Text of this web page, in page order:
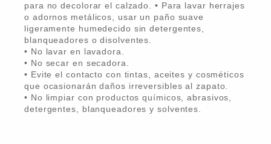
para no decolorar el calzado. • Para lavar herrajes
o adornos metálicos, usar un paño suave
ligeramente humedecido sin detergentes,
blanqueadores o disolventes.
• No lavar en lavadora.
• No secar en secadora.
• Evite el contacto con tintas, aceites y cosméticos
que ocasionarán daños irreversibles al zapato.
• No limpiar con productos químicos, abrasivos,
detergentes, blanqueadores y solventes.